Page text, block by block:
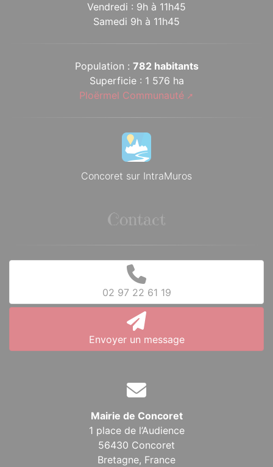
Vendredi : 9h à 11h45
Samedi 9h à 11h45
Population : 782 habitants
Superficie : 1 576 ha
Ploërmel Communauté
Concoret sur IntraMuros
Contact
02 97 22 61 19
Envoyer un message
Mairie de Concoret
1 place de l’Audience
56430 Concoret
Bretagne, France